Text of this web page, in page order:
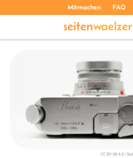
Mitmachen FAQ
PODCASTS
ÜBER UNS
CC BY-SA 4.0 |